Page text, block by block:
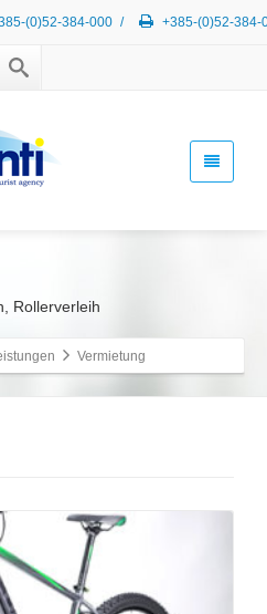
(0)52-384-000 / +385-(0)52-
Rollerverleih
Vermietung